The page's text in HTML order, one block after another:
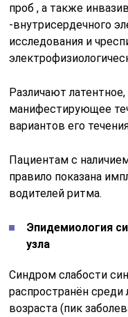
проб , а также
-внутрисердечного
исследования и
Различают
манифестирующее
вариантов его
Пациентам с
правило показана
водителей ритма.
Эпидемиология
узла
Синдром слабости
распространён среди
возраста (пик